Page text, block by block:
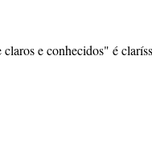
e conhecidos" é